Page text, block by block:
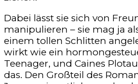
Dabei lässt sie sich von
manipulieren – sie mag ja
einem tollen Schlitten
wirkt wie ein
Teenager, und Caines
das. Den Großteil des